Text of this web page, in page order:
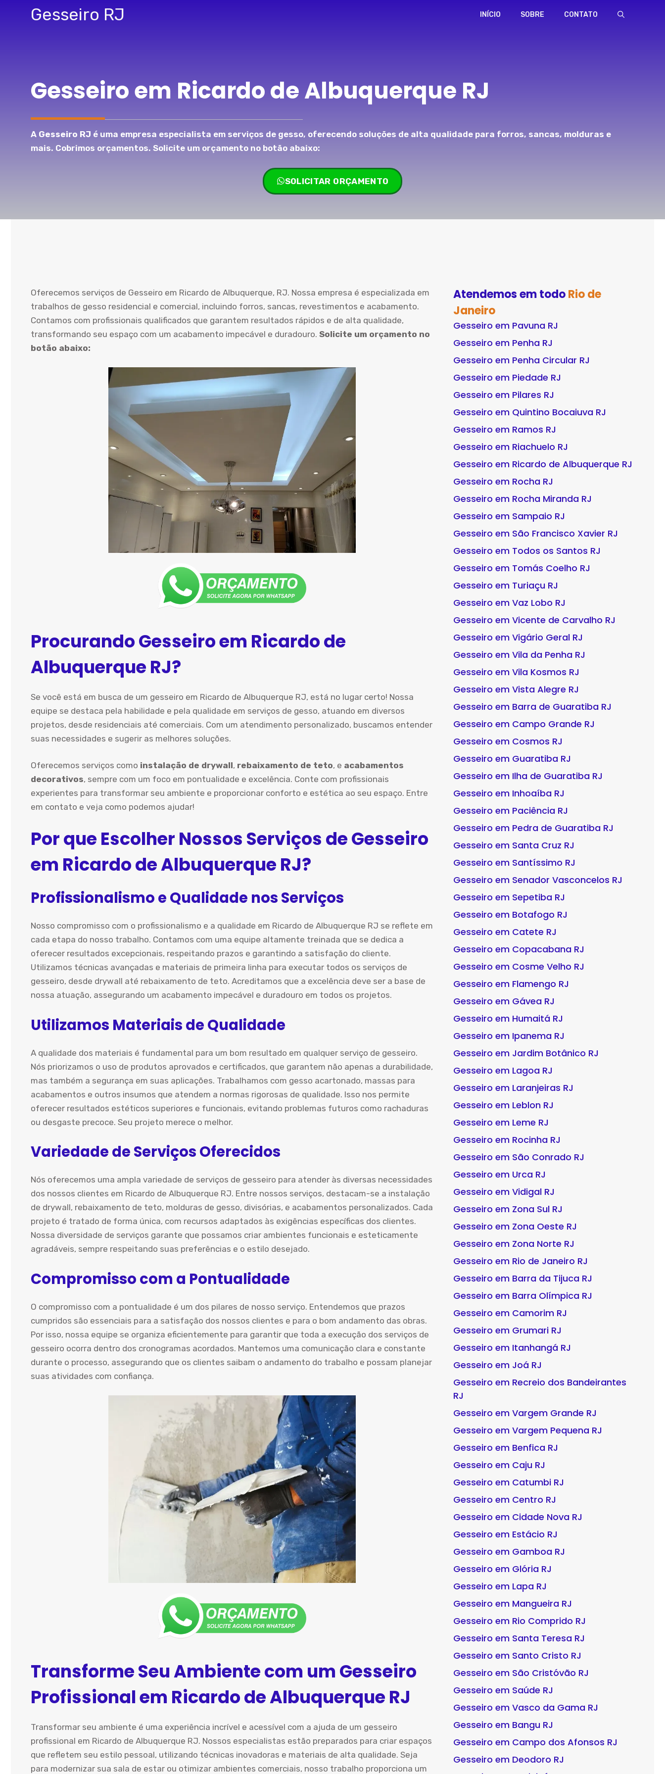
Gesseiro RJ INÍCIO SOBRE CONTATO
Gesseiro em Ricardo de Albuquerque RJ
A Gesseiro RJ é uma empresa especialista em serviços de gesso, oferecendo soluções de alta qualidade para forros, sancas, molduras e
mais. Cobrimos orçamentos. Solicite um orçamento no botão abaixo:
SOLICITAR ORÇAMENTO
Oferecemos serviços de Gesseiro em Ricardo de Albuquerque, RJ. Nossa empresa é especializada em
trabalhos de gesso residencial e comercial, incluindo forros, sancas, revestimentos e acabamento.
Contamos com profissionais qualificados que garantem resultados rápidos e de alta qualidade,
transformando seu espaço com um acabamento impecável e duradouro. Solicite um orçamento no
botão abaixo:
Procurando Gesseiro em Ricardo de
Albuquerque RJ?
Se você está em busca de um gesseiro em Ricardo de Albuquerque RJ, está no lugar certo! Nossa
equipe se destaca pela habilidade e pela qualidade em serviços de gesso, atuando em diversos
projetos, desde residenciais até comerciais. Com um atendimento personalizado, buscamos entender
suas necessidades e sugerir as melhores soluções.
Oferecemos serviços como instalação de drywall, rebaixamento de teto, e acabamentos
decorativos, sempre com um foco em pontualidade e excelência. Conte com profissionais
experientes para transformar seu ambiente e proporcionar conforto e estética ao seu espaço. Entre
em contato e veja como podemos ajudar!
Por que Escolher Nossos Serviços de Gesseiro
em Ricardo de Albuquerque RJ?
Profissionalismo e Qualidade nos Serviços
Nosso compromisso com o profissionalismo e a qualidade em Ricardo de Albuquerque RJ se reflete em
cada etapa do nosso trabalho. Contamos com uma equipe altamente treinada que se dedica a
oferecer resultados excepcionais, respeitando prazos e garantindo a satisfação do cliente.
Utilizamos técnicas avançadas e materiais de primeira linha para executar todos os serviços de
gesseiro, desde drywall até rebaixamento de teto. Acreditamos que a excelência deve ser a base de
nossa atuação, assegurando um acabamento impecável e duradouro em todos os projetos.
Utilizamos Materiais de Qualidade
A qualidade dos materiais é fundamental para um bom resultado em qualquer serviço de gesseiro.
Nós priorizamos o uso de produtos aprovados e certificados, que garantem não apenas a durabilidade,
mas também a segurança em suas aplicações. Trabalhamos com gesso acartonado, massas para
acabamentos e outros insumos que atendem a normas rigorosas de qualidade. Isso nos permite
oferecer resultados estéticos superiores e funcionais, evitando problemas futuros como rachaduras
ou desgaste precoce. Seu projeto merece o melhor.
Variedade de Serviços Oferecidos
Nós oferecemos uma ampla variedade de serviços de gesseiro para atender às diversas necessidades
dos nossos clientes em Ricardo de Albuquerque RJ. Entre nossos serviços, destacam-se a instalação
de drywall, rebaixamento de teto, molduras de gesso, divisórias, e acabamentos personalizados. Cada
projeto é tratado de forma única, com recursos adaptados às exigências específicas dos clientes.
Nossa diversidade de serviços garante que possamos criar ambientes funcionais e esteticamente
agradáveis, sempre respeitando suas preferências e o estilo desejado.
Compromisso com a Pontualidade
O compromisso com a pontualidade é um dos pilares de nosso serviço. Entendemos que prazos
cumpridos são essenciais para a satisfação dos nossos clientes e para o bom andamento das obras.
Por isso, nossa equipe se organiza eficientemente para garantir que toda a execução dos serviços de
gesseiro ocorra dentro dos cronogramas acordados. Mantemos uma comunicação clara e constante
durante o processo, assegurando que os clientes saibam o andamento do trabalho e possam planejar
suas atividades com confiança.
Transforme Seu Ambiente com um Gesseiro
Profissional em Ricardo de Albuquerque RJ
Transformar seu ambiente é uma experiência incrível e acessível com a ajuda de um gesseiro
profissional em Ricardo de Albuquerque RJ. Nossos especialistas estão preparados para criar espaços
que refletem seu estilo pessoal, utilizando técnicas inovadoras e materiais de alta qualidade. Seja
para modernizar sua sala de estar ou otimizar ambientes comerciais, nosso trabalho proporciona um
Atendemos em todoRio de
Janeiro
Gesseiro em Pavuna RJ
Gesseiro em Penha RJ
Gesseiro em Penha Circular RJ
Gesseiro em Piedade RJ
Gesseiro em Pilares RJ
Gesseiro em Quintino Bocaiuva RJ
Gesseiro em Ramos RJ
Gesseiro em Riachuelo RJ
Gesseiro em Ricardo de Albuquerque RJ
Gesseiro em Rocha RJ
Gesseiro em Rocha Miranda RJ
Gesseiro em Sampaio RJ
Gesseiro em São Francisco Xavier RJ
Gesseiro em Todos os Santos RJ
Gesseiro em Tomás Coelho RJ
Gesseiro em Turiaçu RJ
Gesseiro em Vaz Lobo RJ
Gesseiro em Vicente de Carvalho RJ
Gesseiro em Vigário Geral RJ
Gesseiro em Vila da Penha RJ
Gesseiro em Vila Kosmos RJ
Gesseiro em Vista Alegre RJ
Gesseiro em Barra de Guaratiba RJ
Gesseiro em Campo Grande RJ
Gesseiro em Cosmos RJ
Gesseiro em Guaratiba RJ
Gesseiro em Ilha de Guaratiba RJ
Gesseiro em Inhoaíba RJ
Gesseiro em Paciência RJ
Gesseiro em Pedra de Guaratiba RJ
Gesseiro em Santa Cruz RJ
Gesseiro em Santíssimo RJ
Gesseiro em Senador Vasconcelos RJ
Gesseiro em Sepetiba RJ
Gesseiro em Botafogo RJ
Gesseiro em Catete RJ
Gesseiro em Copacabana RJ
Gesseiro em Cosme Velho RJ
Gesseiro em Flamengo RJ
Gesseiro em Gávea RJ
Gesseiro em Humaitá RJ
Gesseiro em Ipanema RJ
Gesseiro em Jardim Botânico RJ
Gesseiro em Lagoa RJ
Gesseiro em Laranjeiras RJ
Gesseiro em Leblon RJ
Gesseiro em Leme RJ
Gesseiro em Rocinha RJ
Gesseiro em São Conrado RJ
Gesseiro em Urca RJ
Gesseiro em Vidigal RJ
Gesseiro em Zona Sul RJ
Gesseiro em Zona Oeste RJ
Gesseiro em Zona Norte RJ
Gesseiro em Rio de Janeiro RJ
Gesseiro em Barra da Tijuca RJ
Gesseiro em Barra Olímpica RJ
Gesseiro em Camorim RJ
Gesseiro em Grumari RJ
Gesseiro em Itanhangá RJ
Gesseiro em Joá RJ
Gesseiro em Recreio dos Bandeirantes
RJ
Gesseiro em Vargem Grande RJ
Gesseiro em Vargem Pequena RJ
Gesseiro em Benfica RJ
Gesseiro em Caju RJ
Gesseiro em Catumbi RJ
Gesseiro em Centro RJ
Gesseiro em Cidade Nova RJ
Gesseiro em Estácio RJ
Gesseiro em Gamboa RJ
Gesseiro em Glória RJ
Gesseiro em Lapa RJ
Gesseiro em Mangueira RJ
Gesseiro em Rio Comprido RJ
Gesseiro em Santa Teresa RJ
Gesseiro em Santo Cristo RJ
Gesseiro em São Cristóvão RJ
Gesseiro em Saúde RJ
Gesseiro em Vasco da Gama RJ
Gesseiro em Bangu RJ
Gesseiro em Campo dos Afonsos RJ
Gesseiro em Deodoro RJ